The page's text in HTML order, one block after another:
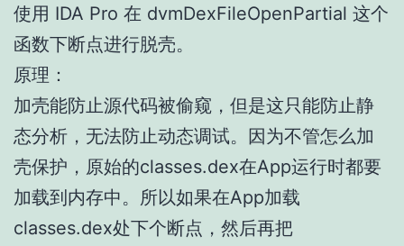
使用 IDA Pro 在 dvmDexFileOpenPartial 这个
函数下断点进行脱壳。
原理：
加壳能防止源代码被偷窥，但是这只能防止静
态分析，无法防止动态调试。因为不管怎么加
壳保护，原始的classes.dex在App运行时都要
加载到内存中。所以如果在App加载
classes.dex处下个断点，然后再把